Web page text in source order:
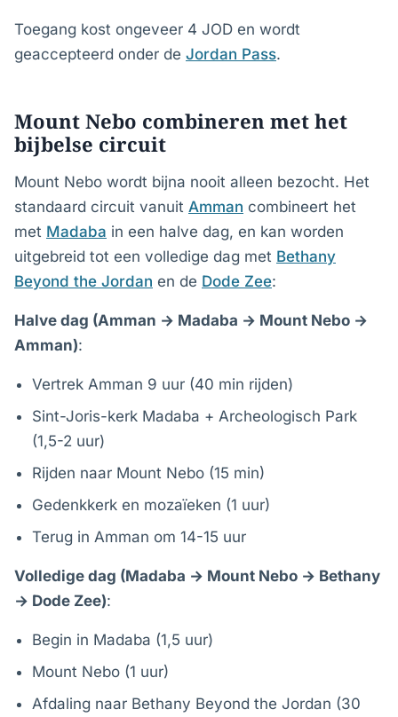
Toegang kost ongeveer 4 JOD en wordt
geaccepteerd onder de Jordan Pass.
Mount Nebo combineren met het
bijbelse circuit
Mount Nebo wordt bijna nooit alleen bezocht. Het
standaard circuit vanuit Amman combineert het
met Madaba in een halve dag, en kan worden
uitgebreid tot een volledige dag met Bethany
Beyond the Jordan en de Dode Zee:
Halve dag (Amman → Madaba → Mount Nebo →
Amman):
Vertrek Amman 9 uur (40 min rijden)
Sint-Joris-kerk Madaba + Archeologisch Park
(1,5-2 uur)
Rijden naar Mount Nebo (15 min)
Gedenkkerk en mozaïeken (1 uur)
Terug in Amman om 14-15 uur
Volledige dag (Madaba → Mount Nebo → Bethany
→ Dode Zee):
Begin in Madaba (1,5 uur)
Mount Nebo (1 uur)
Afdaling naar Bethany Beyond the Jordan (30